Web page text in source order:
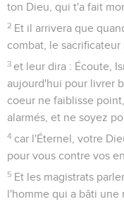
ton Dieu, qui t'a fait
2 Et il arrivera que
combat, le sacrificateur
3 et leur dira : Écoute,
aujourd'hui pour livrer
coeur ne faiblisse
alarmés, et ne soyez
4 car l'Éternel, votre
pour vous contre vos
5 Et les magistrats
l'homme qui a bâti une